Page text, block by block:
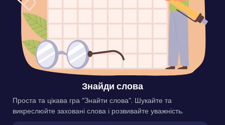
Знайди слова
Проста та цікава гра “Знайти слова”. Шукайте та
викреслюйте заховані слова і розвивайте уважність.